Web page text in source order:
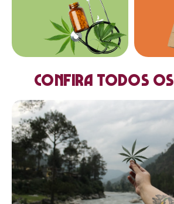
Confira todos